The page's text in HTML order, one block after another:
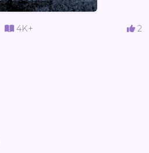
4K+ 2